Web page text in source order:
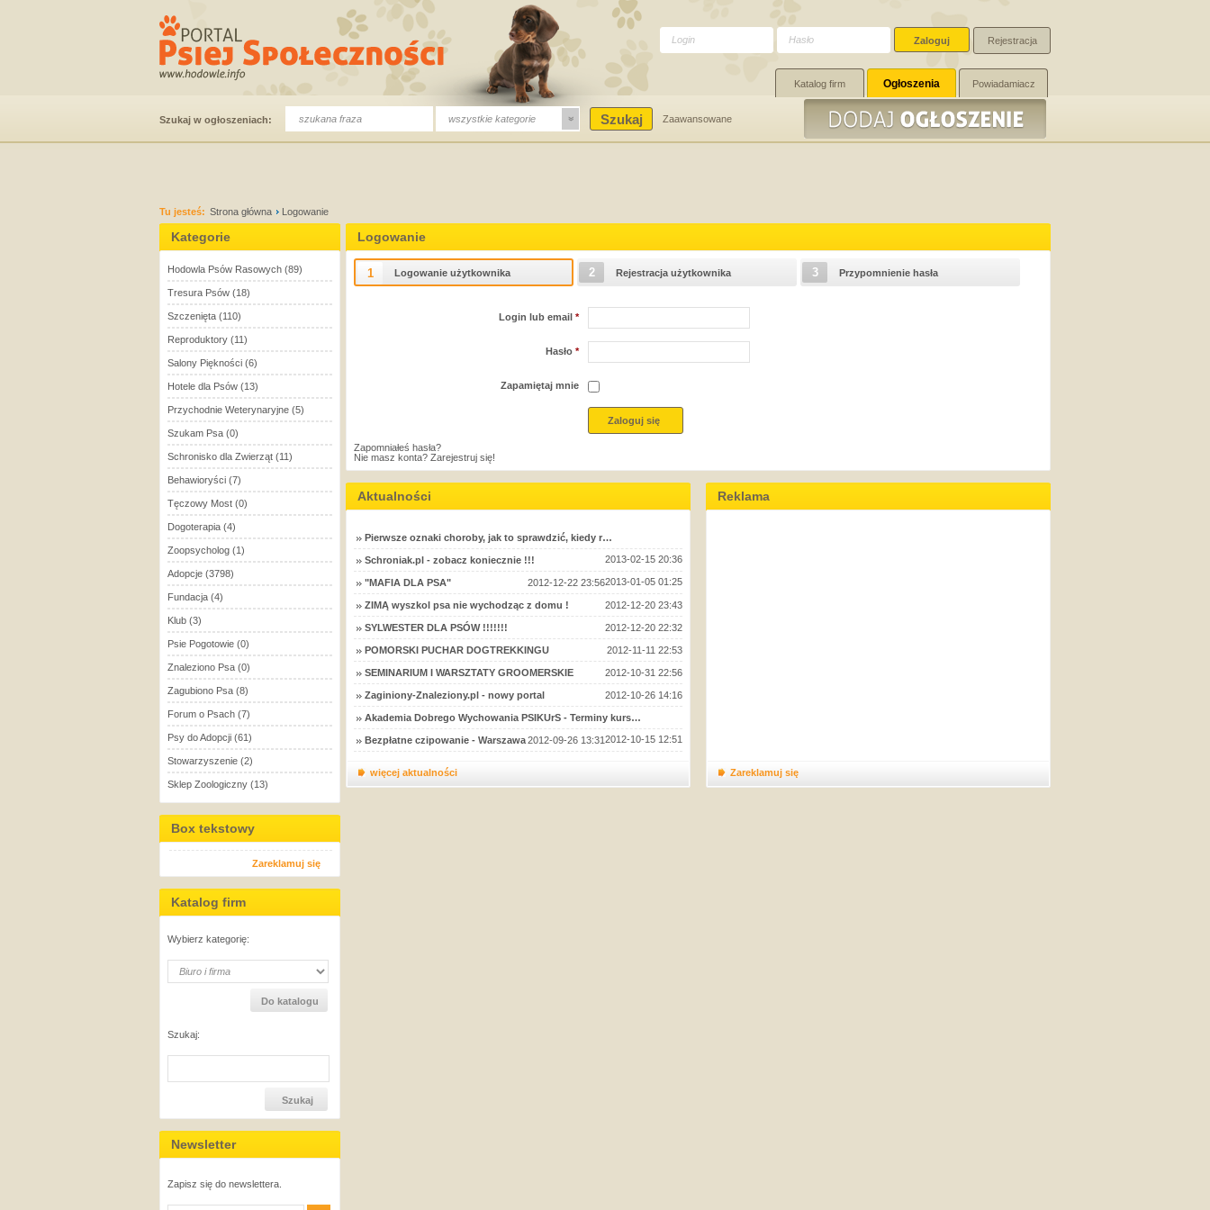
Rejestracja
Szukaj w ogłoszeniach: wszystkie kategorie Zaawansowane
Powiadamiacz
Ogłoszenia
Katalog firm
Tu jesteś: Strona główna Logowanie
Kategorie
Hodowla Psów Rasowych (89)
Tresura Psów (18)
Szczenięta (110)
Reproduktory (11)
Salony Piękności (6)
Hotele dla Psów (13)
Przychodnie Weterynaryjne (5)
Szukam Psa (0)
Schronisko dla Zwierząt (11)
Behawioryści (7)
Tęczowy Most (0)
Dogoterapia (4)
Zoopsycholog (1)
Adopcje (3798)
Fundacja (4)
Klub (3)
Psie Pogotowie (0)
Znaleziono Psa (0)
Zagubiono Psa (8)
Forum o Psach (7)
Psy do Adopcji (61)
Stowarzyszenie (2)
Sklep Zoologiczny (13)
Box tekstowy
Zareklamuj się
Katalog firm
Wybierz kategorię:
Szukaj:
Newsletter
Zapisz się do newslettera.
Logowanie
1 Logowanie użytkownika 2 Rejestracja użytkownika 3 Przypomnienie hasła
Login lub email *
Hasło *
Zapamiętaj mnie
Zapomniałeś hasła?
Nie masz konta? Zarejestruj się!
Aktualności
Pierwsze oznaki choroby, jak to sprawdzić, kiedy r…
2013-02-15 20:36
Schroniak.pl - zobacz koniecznie !!!
2013-01-05 01:25
"MAFIA DLA PSA" 2012-12-22 23:56
ZIMĄ wyszkol psa nie wychodząc z domu ! 2012-12-20 23:43
SYLWESTER DLA PSÓW !!!!!!! 2012-12-20 22:32
POMORSKI PUCHAR DOGTREKKINGU 2012-11-11 22:53
SEMINARIUM I WARSZTATY GROOMERSKIE 2012-10-31 22:56
Zaginiony-Znaleziony.pl - nowy portal 2012-10-26 14:16
Akademia Dobrego Wychowania PSIKUrS - Terminy kurs…
2012-10-15 12:51
Bezpłatne czipowanie - Warszawa2012-09-26 13:31
więcej aktualności
Reklama
Zareklamuj się